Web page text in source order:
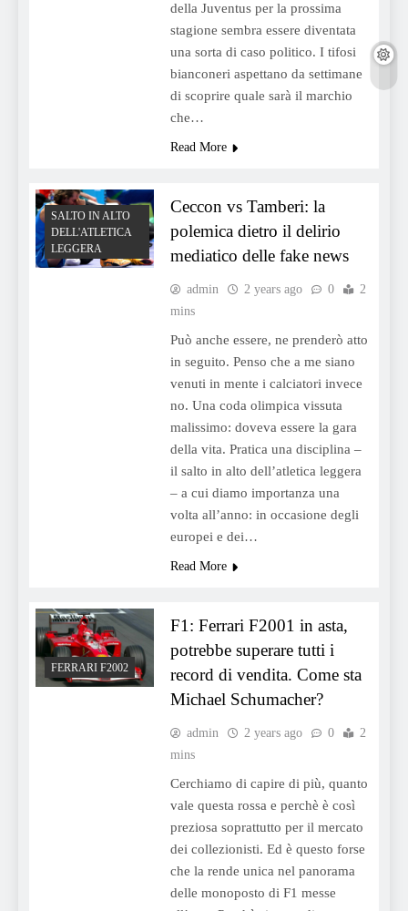
della Juventus per la prossima
stagione sembra essere diventata
una sorta di caso politico. I tifosi
bianconeri aspettano da settimane
di scoprire quale sarà il marchio
che…
Read More
SALTO IN ALTO
DELL'ATLETICA
LEGGERA
Ceccon vs Tamberi: la
polemica dietro il delirio
mediatico delle fake news
admin 2 years ago 0
2
mins
Può anche essere, ne prenderò atto
in seguito. Penso che a me siano
venuti in mente i calciatori invece
no. Una coda olimpica vissuta
malissimo: doveva essere la gara
della vita. Pratica una disciplina –
il salto in alto dell’atletica leggera
– a cui diamo importanza una
volta all’anno: in occasione degli
europei e dei…
Read More
FERRARI F2002
F1: Ferrari F2001 in asta,
potrebbe superare tutti i
record di vendita. Come sta
Michael Schumacher?
admin 2 years ago 0
2
mins
Cerchiamo di capire di più, quanto
vale questa rossa e perchè è così
preziosa soprattutto per il mercato
dei collezionisti. Ed è questo forse
che la rende unica nel panorama
delle monoposto di F1 messe